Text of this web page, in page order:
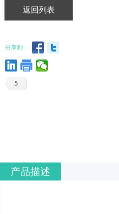
返回列表
分享到：
5
产品描述